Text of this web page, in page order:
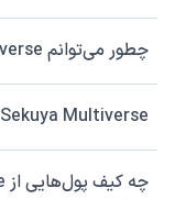
چطور می‌توانم Sekuya Multiverse بخرم یا بفروشم؟
Sekuya Multiverse را چه شبکه‌هایی پشتیبانی می‌کند؟